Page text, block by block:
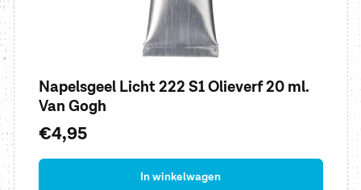
Napelsgeel Licht 222 S1 Olieverf 20 ml.
Van Gogh
Normale
prijs
€4,95
In winkelwagen